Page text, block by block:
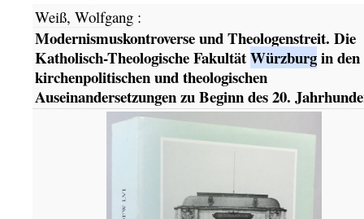
Weiß, Wolfgang:
Modernismuskontroverse und Theologenstreit. Die
Katholisch-Theologische FakultätWürzburgin den
kirchenpolitischen und theologischen
Auseinandersetzungen zu Beginn des 20.